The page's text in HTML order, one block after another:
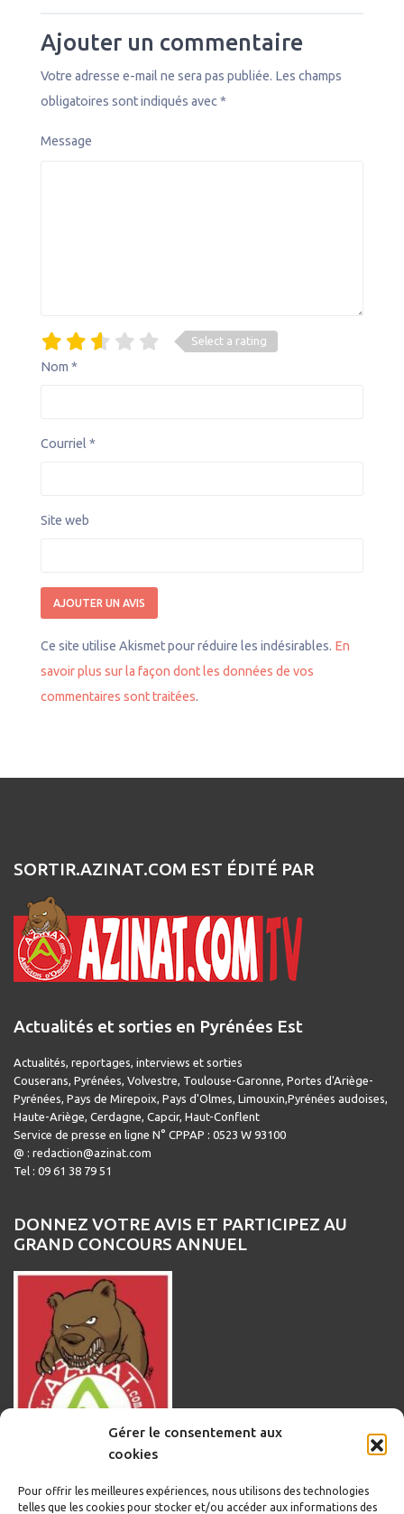
Gérer le consentement aux
cookies
Pour offrir les meilleures expériences, nous utilisons des technologies
telles que les cookies pour stocker et/ou accéder aux informations des
Ajouter un commentaire
Votre adresse e-mail ne sera pas publiée. Les champs
obligatoires sont indiqués avec*
Message
Select a rating
Nom *
Courriel *
Site web
Ce site utilise Akismet pour réduire les indésirables. En
savoir plus sur la façon dont les données de vos
commentaires sont traitées.
SORTIR.AZINAT.COM EST ÉDITÉ PAR
Actualités et sorties en Pyrénées Est
Actualités, reportages, interviews et sorties
Couserans, Pyrénées, Volvestre, Toulouse-Garonne, Portes d'Ariège-
Pyrénées, Pays de Mirepoix, Pays d'Olmes, Limouxin,Pyrénées audoises,
Haute-Ariège, Cerdagne, Capcir, Haut-Conflent
Service de presse en ligne N° CPPAP : 0523 W 93100
@ : redaction@azinat.com
Tel : 09 61 38 79 51
DONNEZ VOTRE AVIS ET PARTICIPEZ AU
GRAND CONCOURS ANNUEL